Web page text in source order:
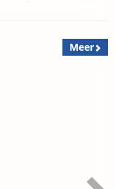
Meer